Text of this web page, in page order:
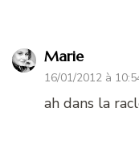
Marie
16/01/2012 à
ah dans la